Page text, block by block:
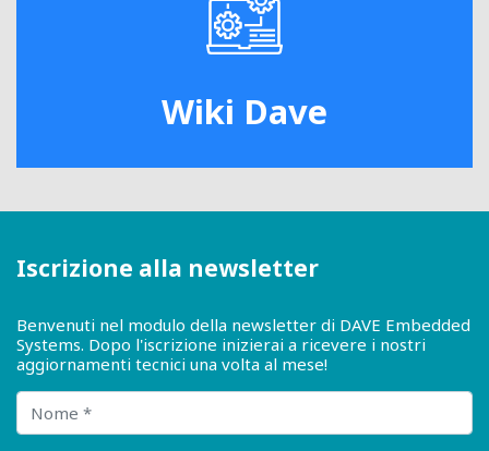
Wiki Dave
Iscrizione alla newsletter
Benvenuti nel modulo della newsletter di DAVE Embedded
Systems. Dopo l'iscrizione inizierai a ricevere i nostri
aggiornamenti tecnici una volta al mese!
Nome